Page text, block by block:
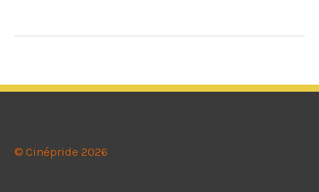
© Cinépride 2026